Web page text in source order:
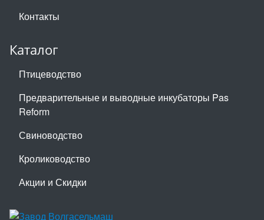
Контакты
Каталог
Птицеводство
Предварительные и выводные инкубаторы Pas
Reform
Свиноводство
Кролиководство
Акции и Скидки